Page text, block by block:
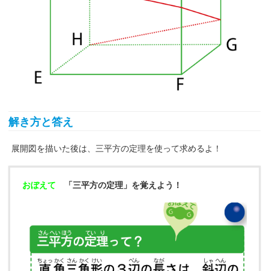
解き方と答え
展開図を描いた後は、三平方の定理を使って求めるよ！
おぼえて 「三平方の定理」を覚えよう！